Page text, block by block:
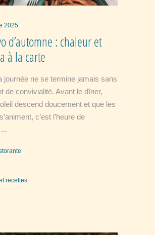
2025
d’automne : chaleur et
à la carte
journée ne se termine jamais sans
de convivialité. Avant le dîner,
descend doucement et que les
c’est l’heure de
recettes